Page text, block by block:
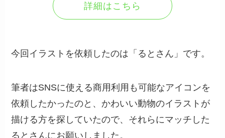
詳細はこちら
今回イラストを依頼したのは「るとさん」です。
筆者はSNSに使える商用利用も可能なアイコンを
依頼したかったのと、かわいい動物のイラストが
描ける方を探していたので、それらにマッチした
るとさんにお願いしました。